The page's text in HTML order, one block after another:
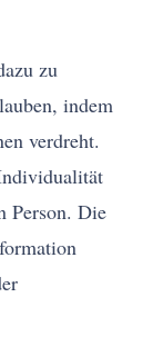
zu
indem
verdreht.
Person. Die